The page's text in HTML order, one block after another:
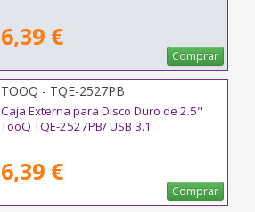
6,39 €
Comprar
TOOQ - TQE-2527PB
Caja Externa para Disco Duro de 2.5"
TooQ TQE-2527PB/ USB 3.1
6,39 €
Comprar